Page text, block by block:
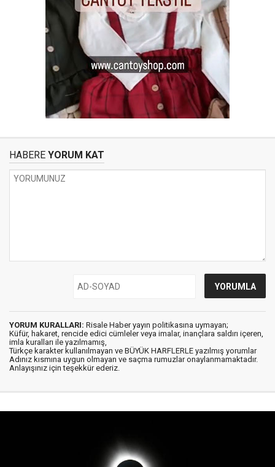
HABERE YORUM KAT
YORUM KURALLARI: Risale Haber yayın politikasına uymayan;
Küfür, hakaret, rencide edici cümleler veya imalar, inançlara saldırı içeren,
imla kuralları ile yazılmamış,
Türkçe karakter kullanılmayan ve BÜYÜK HARFLERLE yazılmış yorumlar
Adınız kısmına uygun olmayan ve saçma rumuzlar onaylanmamaktadır.
Anlayışınız için teşekkür ederiz.